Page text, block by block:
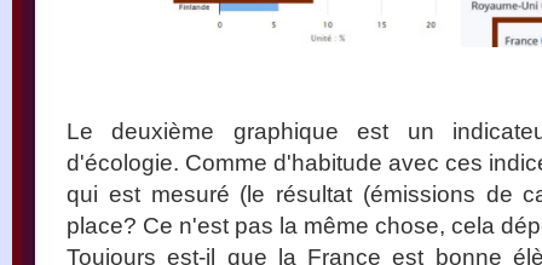
Le deuxième graphique est un
d'écologie. Comme d'habitude avec ces
qui est mesuré (le résultat (émissions de
place? Ce n'est pas la même chose, cela
Toujours est-il que la France est bonne